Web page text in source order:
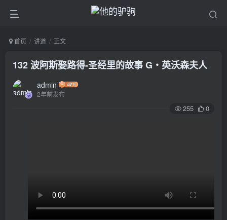
首页 讲道 正文
132 波阿斯娶路得-圣经里的故事 G‧英沃森夫人
admin
2年前发布
255 0